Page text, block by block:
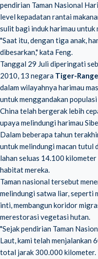
pendirian Taman Nasional
level kepadatan rantai
sulit bagi induk harimau untuk
"Saat itu, dengan tiga anak,
dibesarkan," kata Feng.
Tanggal 29 Juli diperingati
2010, 13 negara Tiger-
dalam wilayahnya harimau
untuk menggandakan
China telah bergerak lebih
upaya melindungi harimau
Dalam beberapa tahun
untuk melindungi macan tutul
lahan seluas 14.100
habitat mereka.
Taman nasional tersebut
melindungi satwa liar, seperti
inti, membangun koridor
merestorasi vegetasi hutan.
"Sejak pendirian Taman
Laut, kami telah menjalankan
total jarak 300.000 kilometer.